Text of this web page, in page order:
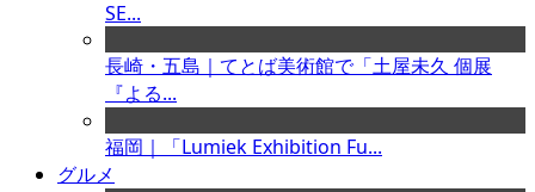
SE...
長崎・五島｜てとば美術館で「土屋未久 個展
『よる...
福岡｜「Lumiek Exhibition Fu...
グルメ